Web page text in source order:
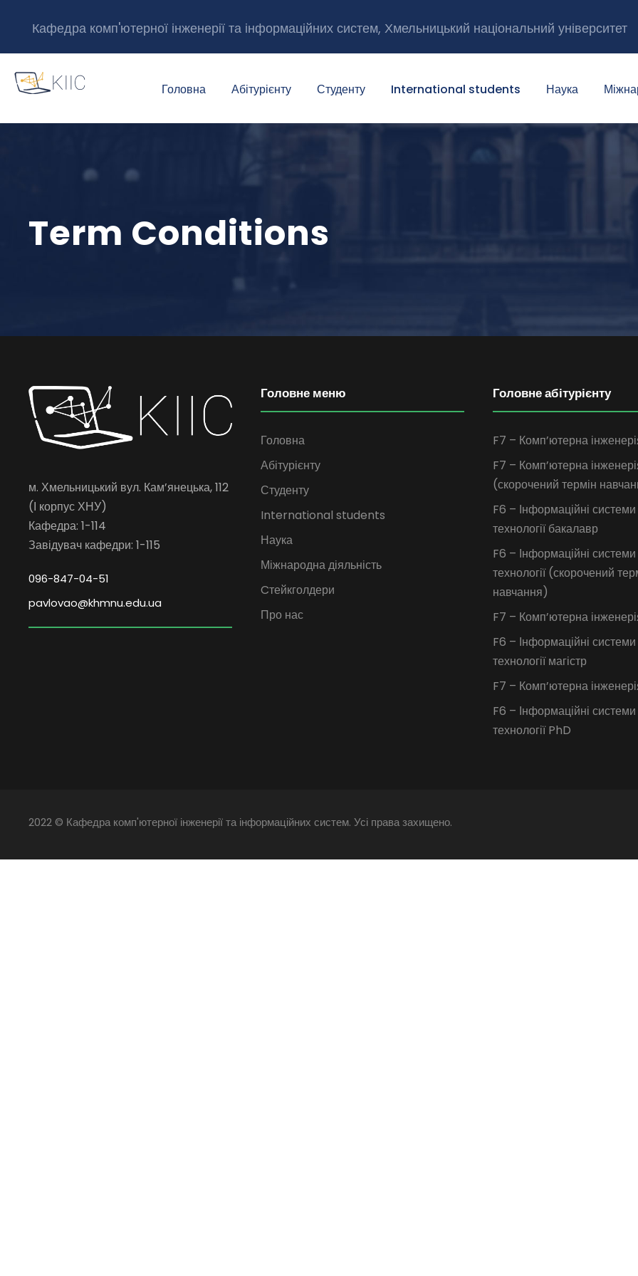
Кафедра комп'ютерної інженерії та інформаційних систем, Хмельницький національний університет
Головна Абітурієнту Студенту International students Наука
Term Conditions
м. Хмельницький вул. Кам’янецька, 112
(І корпус ХНУ)
Кафедра: 1-114
Завідувач кафедри: 1-115
096-847-04-51
pavlovao@khmnu.edu.ua
Головне меню
Головна
Абітурієнту
Студенту
International students
Наука
Міжнародна діяльність
Cтейкголдери
Про нас
Головне абітурієнту
F7 – Комп’ютерна
F7 – Комп’ютерна
(скорочений термін
F6 – Інформаційні
технології бакалавр
F6 – Інформаційні
технології (скорочений
навчання)
F7 – Комп’ютерна
F6 – Інформаційні
технології магістр
F7 – Комп’ютерна
F6 – Інформаційні
технології PhD
2022 © Кафедра комп'ютерної інженерії та інформаційних систем. Усі права захищено.